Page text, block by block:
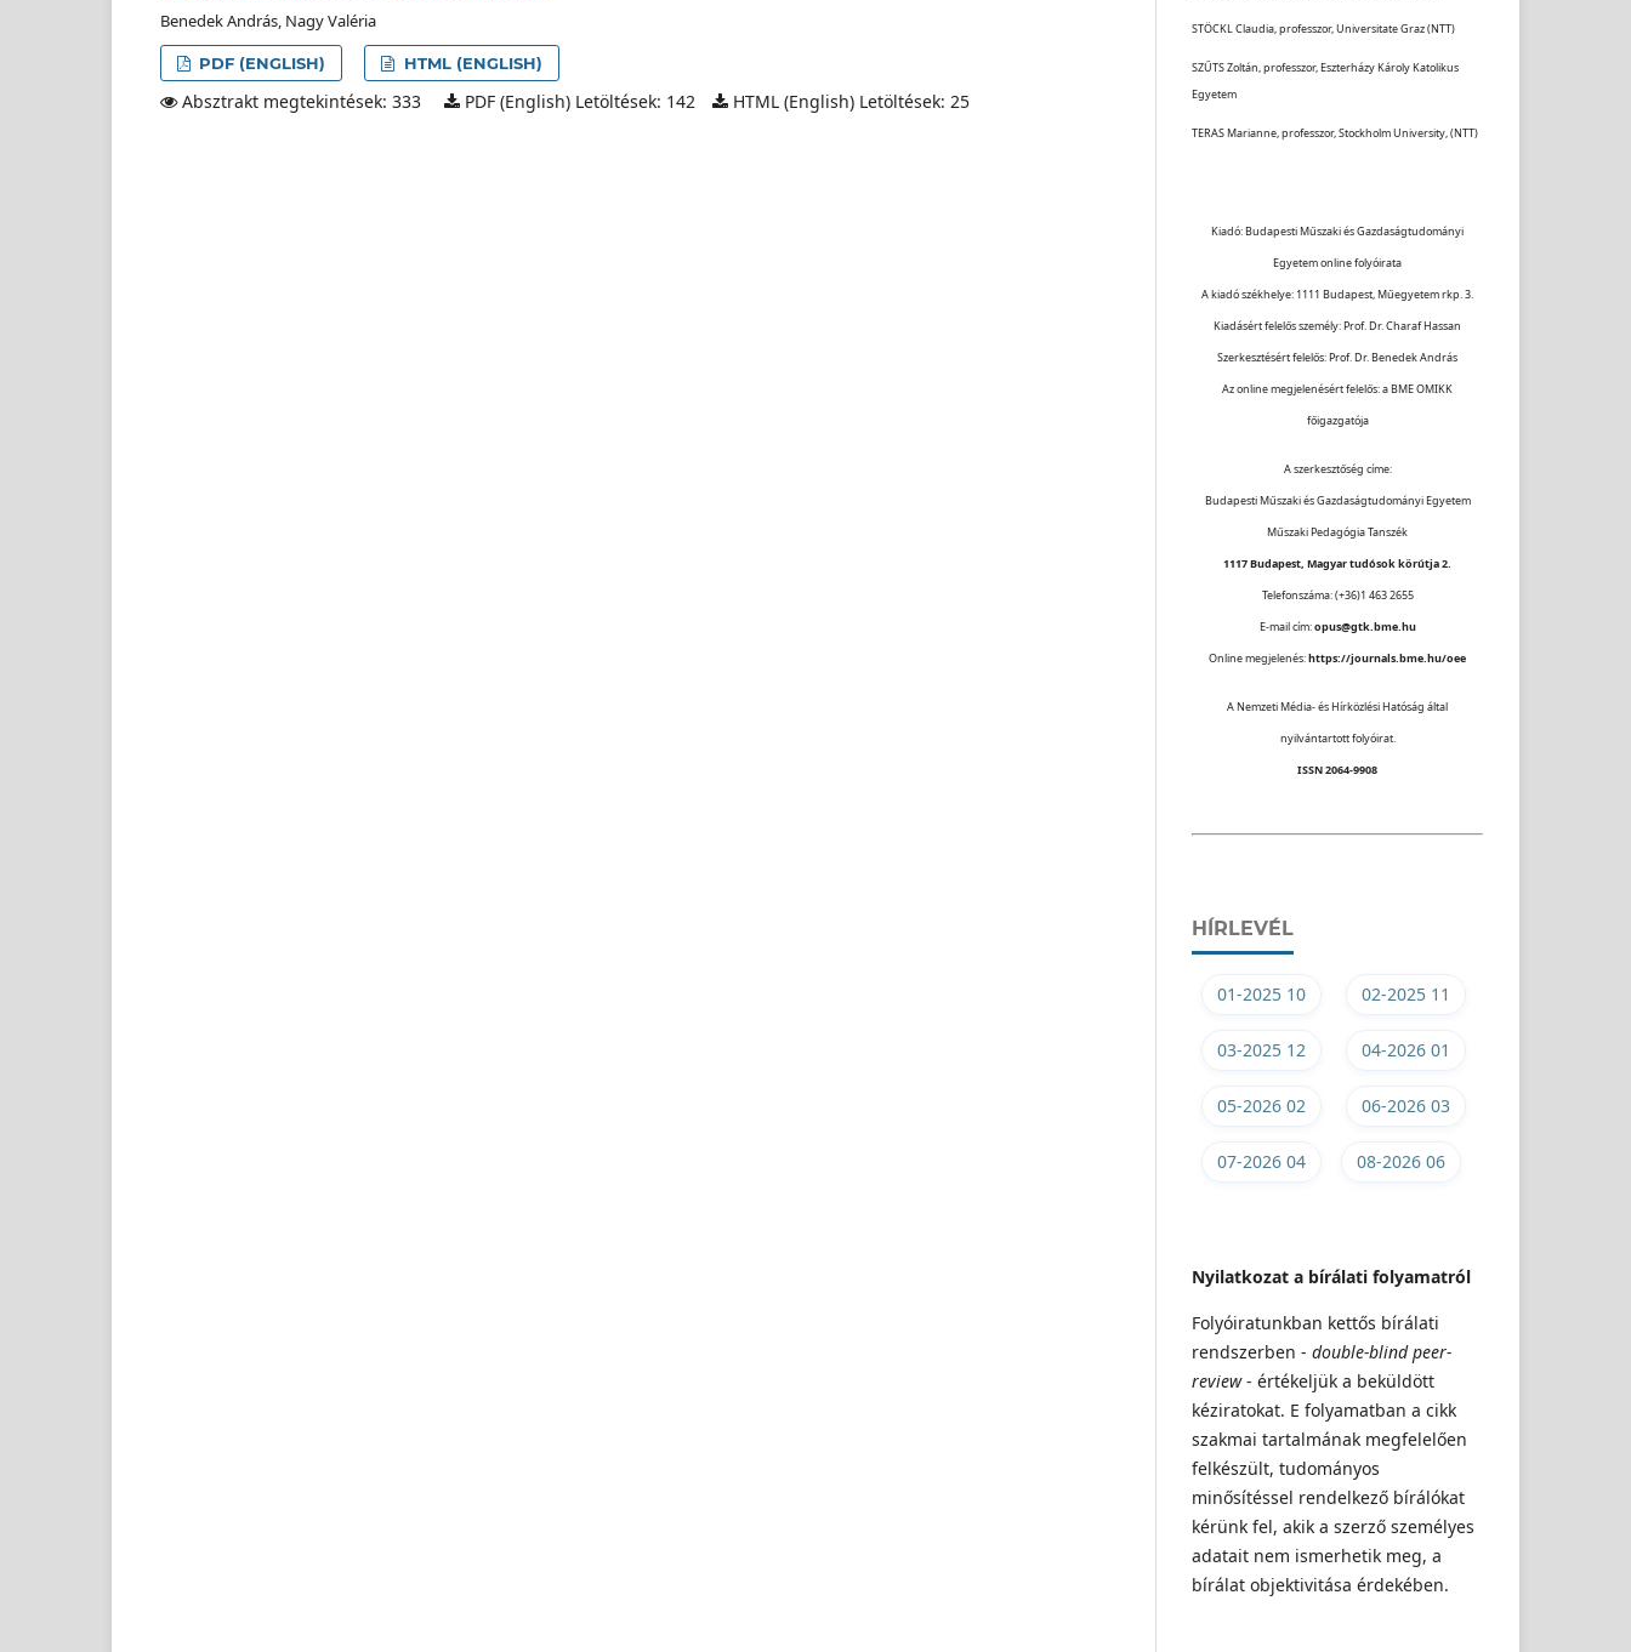
Benedek András, Nagy Valéria
PDF (ENGLISH) HTML (ENGLISH)
Absztrakt megtekintések: 333 PDF (English) Letöltések: 142 HTML (English) Letöltések: 25
STÖCKL Claudia, professzor, Universitate Graz (NTT)
SZŰTS Zoltán, professzor, Eszterházy Károly Katolikus
Egyetem
TERAS Marianne, professzor, Stockholm University, (NTT)
Kiadó: Budapesti Műszaki és Gazdaságtudományi
Egyetem online folyóirata
A kiadó székhelye: 1111 Budapest, Műegyetem rkp. 3.
Kiadásért felelős személy: Prof. Dr. Charaf Hassan
Szerkesztésért felelős: Prof. Dr. Benedek András
Az online megjelenésért felelős: a BME OMIKK
főigazgatója
A szerkesztőség címe:
Budapesti Műszaki és Gazdaságtudományi Egyetem
Műszaki Pedagógia Tanszék
1117 Budapest, Magyar tudósok körútja 2.
Telefonszáma: (+36)1 463 2655
E-mail cím:opus@gtk.bme.hu
Online megjelenés:https://journals.bme.hu/oee
A Nemzeti Média- és Hírközlési Hatóság által
nyilvántartott folyóirat.
ISSN 2064-9908
HÍRLEVÉL
01-2025 10 02-2025 11
03-2025 12 04-2026 01
05-2026 02 06-2026 03
07-2026 04 08-2026 06
Nyilatkozat a bírálati folyamatról
Folyóiratunkban kettős bírálati
rendszerben - double-blind peer-
review- értékeljük a beküldött
kéziratokat. E folyamatban a cikk
szakmai tartalmának megfelelően
felkészült, tudományos
minősítéssel rendelkező bírálókat
kérünk fel, akik a szerző személyes
adatait nem ismerhetik meg, a
bírálat objektivitása érdekében.